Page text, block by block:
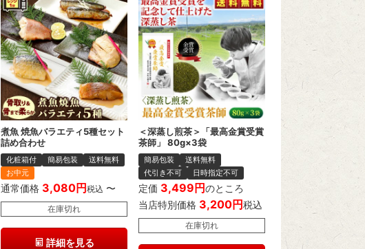
煮魚 焼魚バラエティ5種セット
詰め合わせ
化粧箱付 簡易包装
送料無料
お中元
通常価格 3,080 税込 〜
在庫切れ
詳細を見る
＜深蒸し煎茶＞「最高金賞受賞
茶師」 80g×3袋
簡易包装
送料無料
代引き不可
日時指定不可
定価 3,499
のところ
当店特別価格 3,200 税込
在庫切れ